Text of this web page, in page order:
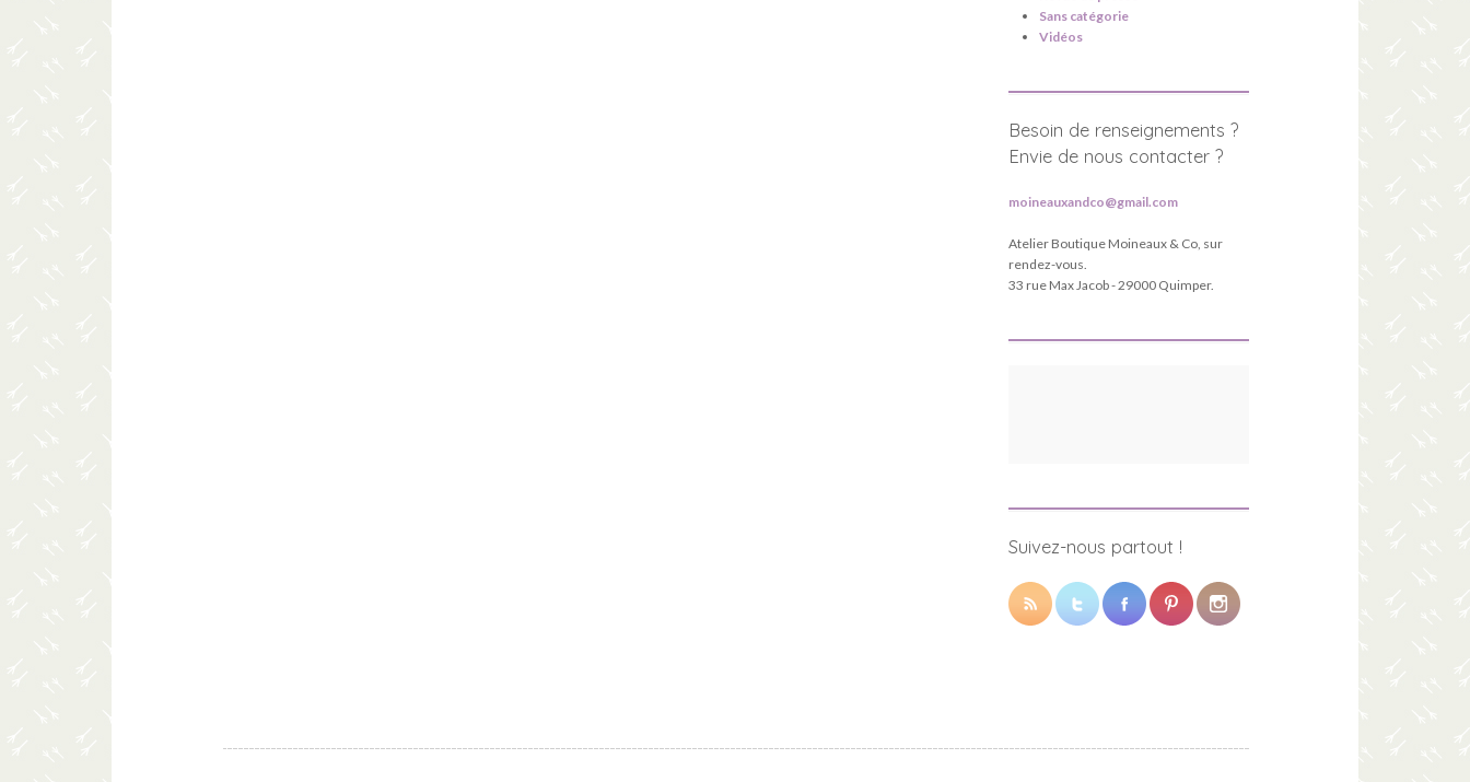
Sans catégorie
Vidéos
Besoin de renseignements ?
Envie de nous contacter ?
moineauxandco@gmail.com
Atelier Boutique Moineaux & Co, sur
rendez-vous.
33 rue Max Jacob - 29000 Quimper.
Suivez-nous partout !